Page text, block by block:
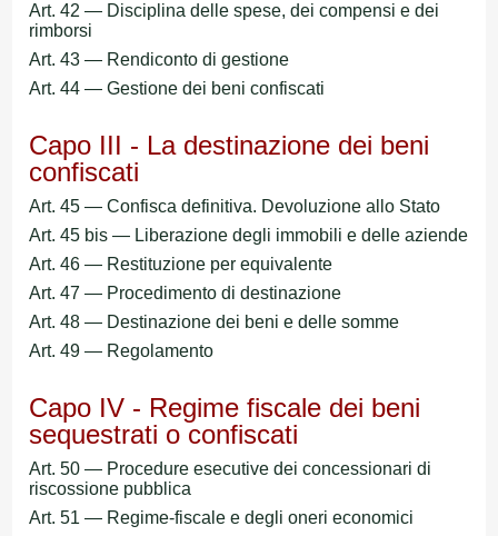
Art. 42 — Disciplina delle spese, dei compensi e dei
rimborsi
Art. 43 — Rendiconto di gestione
Art. 44 — Gestione dei beni confiscati
Capo III - La destinazione dei beni
confiscati
Art. 45 — Confisca definitiva. Devoluzione allo Stato
Art. 45 bis — Liberazione degli immobili e delle aziende
Art. 46 — Restituzione per equivalente
Art. 47 — Procedimento di destinazione
Art. 48 — Destinazione dei beni e delle somme
Art. 49 — Regolamento
Capo IV - Regime fiscale dei beni
sequestrati o confiscati
Art. 50 — Procedure esecutive dei concessionari di
riscossione pubblica
Art. 51 — Regime-fiscale e degli oneri economici